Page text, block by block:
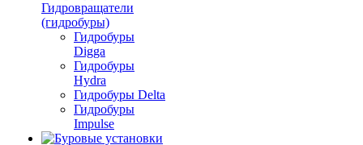
Гидровращатели
(гидробуры)
Гидробуры
Digga
Гидробуры
Hydra
Гидробуры Delta
Гидробуры
Impulse